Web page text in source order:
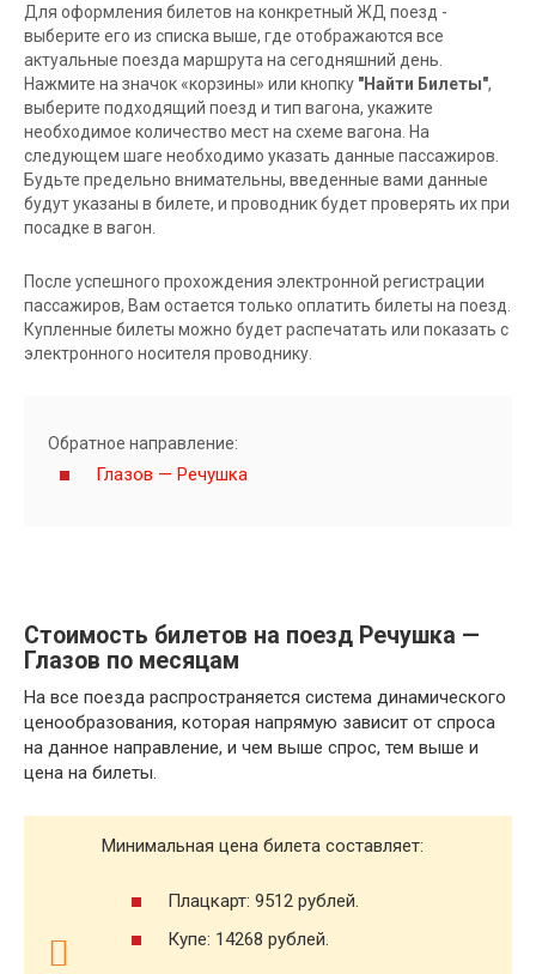
Для оформления билетов на конкретный ЖД поезд -
выберите его из списка выше, где отображаются все
актуальные поезда маршрута на сегодняшний день.
Нажмите на значок «корзины» или кнопку "Найти Билеты",
выберите подходящий поезд и тип вагона, укажите
необходимое количество мест на схеме вагона. На
следующем шаге необходимо указать данные пассажиров.
Будьте предельно внимательны, введенные вами данные
будут указаны в билете, и проводник будет проверять их при
посадке в вагон.
После успешного прохождения электронной регистрации
пассажиров, Вам остается только оплатить билеты на поезд.
Купленные билеты можно будет распечатать или показать с
электронного носителя проводнику.
Обратное направление:
Глазов — Речушка
Стоимость билетов на поезд Речушка —
Глазов по месяцам
На все поезда распространяется система динамического
ценообразования, которая напрямую зависит от спроса
на данное направление, и чем выше спрос, тем выше и
цена на билеты.
Минимальная цена билета составляет:
Плацкарт: 9512 рублей.
Купе: 14268 рублей.